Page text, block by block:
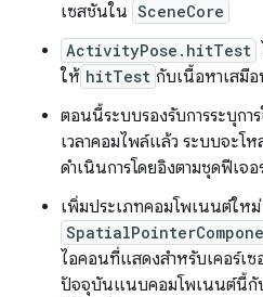
เซสชันใน SceneCore
ActivityPose.hitTest
ให้ hitTest กับเนื้อหาเสมื
ตอนนี้ระบบรองรับการระบุกา
เวลาคอมไพล์แล้ว ระบบจะโห
ดำเนินการโดยอิงตามชุดฟีเ
เพิ่มประเภทคอมโพเนนต์ใหม่
ไอคอนที่แสดงสำหรับเคอร์เ
ปัจจุบันแนบคอมโพเนนต์นี้